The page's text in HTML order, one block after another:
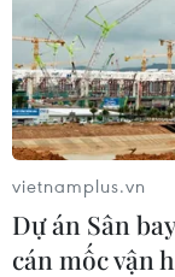
vietnamplus.vn
Dự án Sân
cán mốc vận